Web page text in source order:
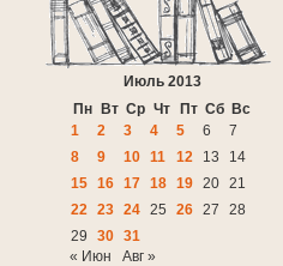
Июль 2013
Пн
Вт Ср Чт Пт Сб Вс
1
2 3 4 5 6
7
8
9 10 11 12 13
14
15 16 17 18 19 20 21
22 23 24 25 26 27
28
29
30 31
« Июн
Авг »